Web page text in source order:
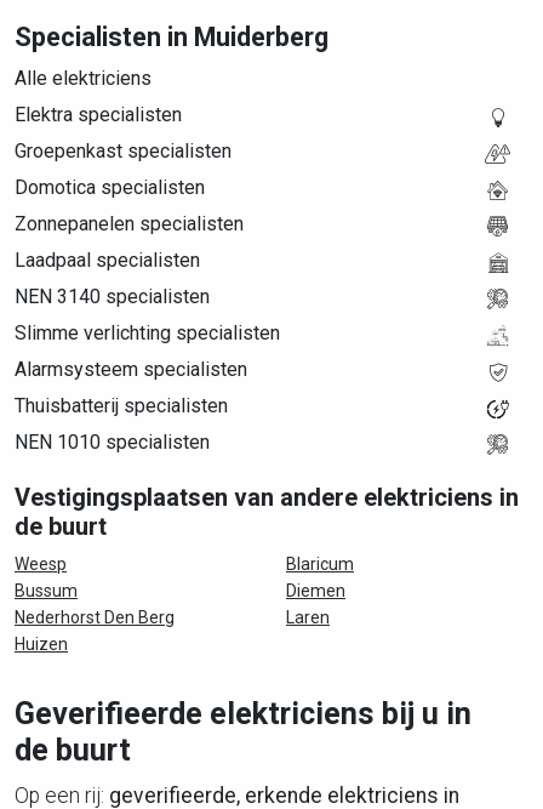
Specialisten in Muiderberg
Alle elektriciens
Elektra specialisten
Groepenkast specialisten
Domotica specialisten
Zonnepanelen specialisten
Laadpaal specialisten
NEN 3140 specialisten
Slimme verlichting specialisten
Alarmsysteem specialisten
Thuisbatterij specialisten
NEN 1010 specialisten
Vestigingsplaatsen van andere elektriciens in
de buurt
Weesp
Bussum
Nederhorst Den Berg
Huizen
Blaricum
Diemen
Laren
Geverifieerde elektriciens bij u in
de buurt
Op een rij: geverifieerde, erkende elektriciens in